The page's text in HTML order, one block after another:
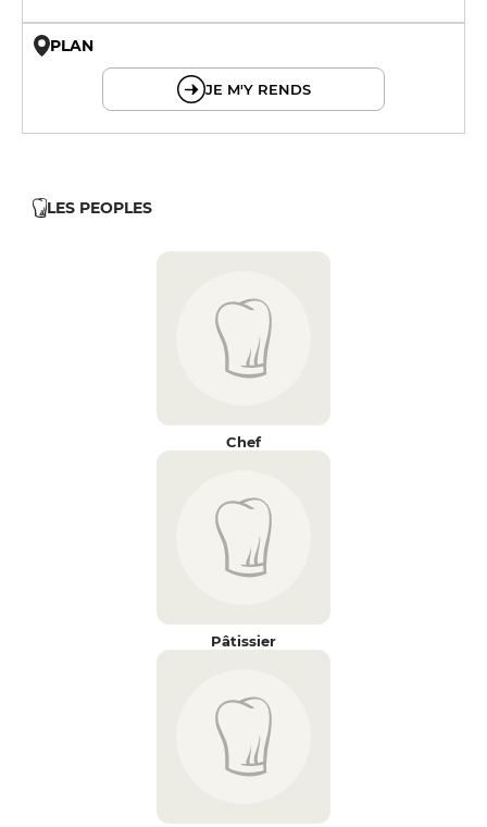
PLAN
JE M'Y RENDS
LES PEOPLES
Chef
Pâtissier